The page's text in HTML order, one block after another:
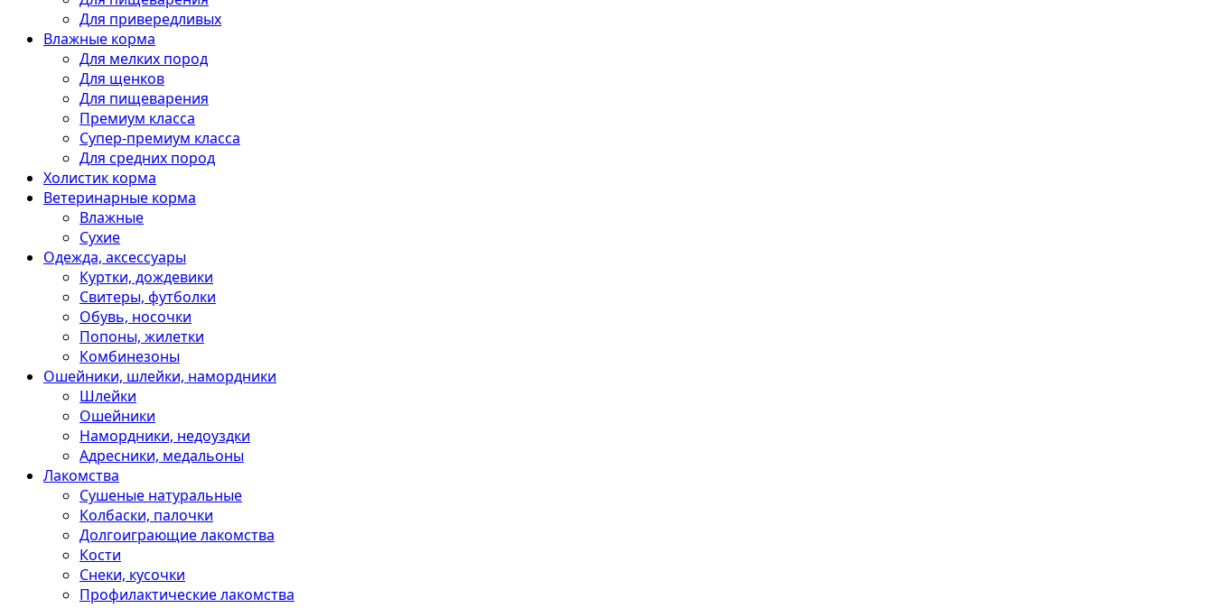
Для привередливых
Влажные корма
Для мелких пород
Для щенков
Для пищеварения
Премиум класса
Супер-премиум класса
Для средних пород
Холистик корма
Ветеринарные корма
Влажные
Сухие
Одежда, аксессуары
Куртки, дождевики
Свитеры, футболки
Обувь, носочки
Попоны, жилетки
Комбинезоны
Ошейники, шлейки, намордники
Шлейки
Ошейники
Намордники, недоуздки
Адресники, медальоны
Лакомства
Сушеные натуральные
Колбаски, палочки
Долгоиграющие лакомства
Кости
Снеки, кусочки
Профилактические лакомства